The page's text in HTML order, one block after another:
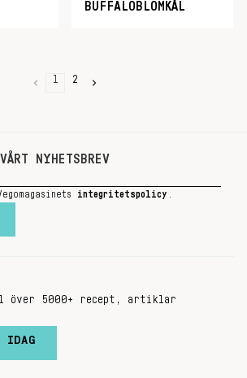
BUFFALOBLOMKÅL
1 2
NYHETSBREV
integritetspolicy
5000+ recept, artiklar
IDAG